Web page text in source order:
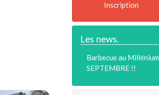
Inscription
Les news.
Barbecue au Millénium !! NOUVELLE DATE 27
SEPTEMBRE !!